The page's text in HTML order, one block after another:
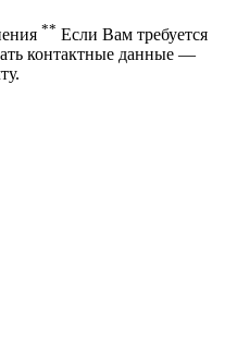
** Если Вам требуется
контактные данные —